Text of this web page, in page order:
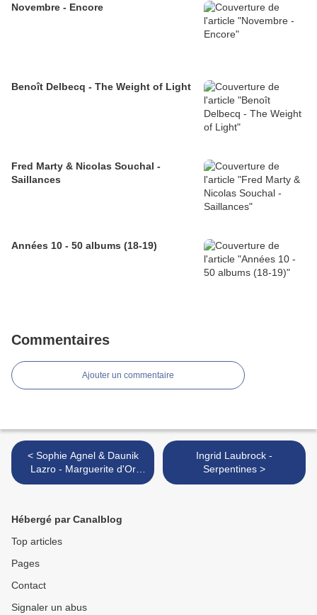
Novembre - Encore
Benoît Delbecq - The Weight of Light
Fred Marty & Nicolas Souchal -
Saillances
Années 10 - 50 albums (18-19)
Commentaires
Ajouter un commentaire
< Sophie Agnel & Daunik
Lazro - Marguerite d'Or
Pâle
Ingrid Laubrock -
Serpentines >
Hébergé par Canalblog
Top articles
Pages
Contact
Signaler un abus